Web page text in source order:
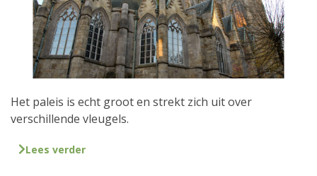
Het paleis is echt groot en strekt zich uit over
verschillende vleugels.
Lees verder